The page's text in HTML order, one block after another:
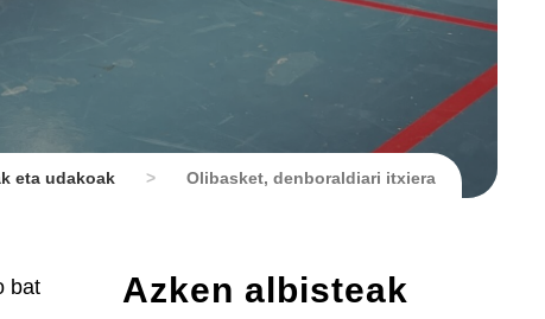
eta udakoak > Olibasket, denboraldiari itxiera
bat
Azken albisteak